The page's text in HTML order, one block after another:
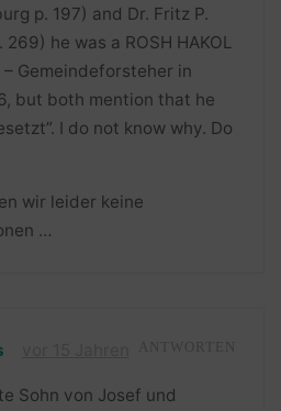
p. 197) and Dr. Fritz P.
269) he was a ROSH HAKOL
– Gemeindeforsteher in
but both mention that he
I do not know why. Do
wir leider keine
…
Sohn von Josef und